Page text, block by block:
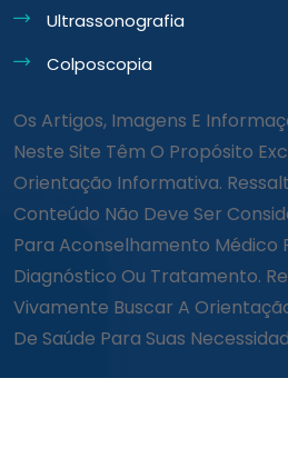
Ultrassonografia
Colposcopia
Os Artigos, Imagens E
Neste Site Têm O Propósito
Orientação Informativa.
Conteúdo Não Deve Ser
Para Aconselhamento Médico
Diagnóstico Ou Tratamento.
Vivamente Buscar A
De Saúde Para Suas